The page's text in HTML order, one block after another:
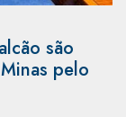
são
pelo